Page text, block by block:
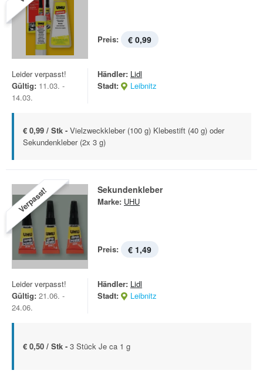
Preis: € 0,99
Leider verpasst!
Gültig: 11.03. -
14.03.
Händler: Lidl
Stadt:
Leibnitz
€ 0,99 / Stk - Vielzweckkleber (100 g) Klebestift (40 g) oder
Sekundenkleber (2x 3 g)
Verpasst! Sekundenkleber
Marke: UHU
Preis: € 1,49
Leider verpasst!
Gültig: 21.06. -
24.06.
Händler: Lidl
Stadt:
Leibnitz
€ 0,50 / Stk - 3 Stück Je ca 1 g